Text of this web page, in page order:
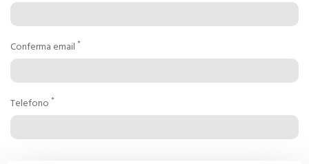
Conferma email *
Telefono *